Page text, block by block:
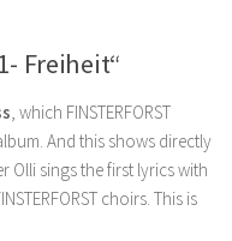
Freiheit“
, which FINSTERFORST
And this shows directly
Olli sings the first lyrics with
choirs. This is